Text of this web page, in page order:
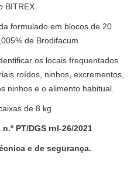
BITREX.
formulado em blocos de 20
de Brodifacum.
os locais frequentados
roídos, ninhos, excrementos,
ninhos e o alimento habitual.
de 8 kg.
PT/DGS rnl-26/2021
e de segurança.